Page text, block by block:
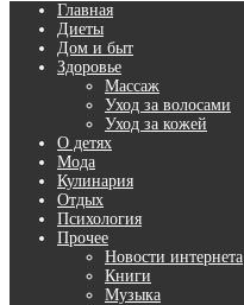
Главная
Диеты
Дом и быт
Здоровье
Массаж
Уход за волосами
Уход за кожей
О детях
Мода
Кулинария
Отдых
Психология
Прочее
Новости интернета
Книги
Музыка